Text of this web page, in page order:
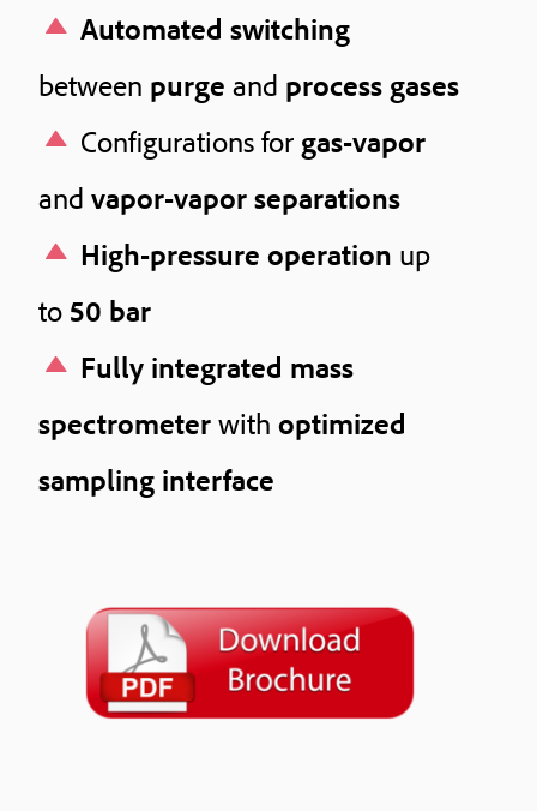
Automated switching
between purge and process gases
Configurations for gas-vapor
and vapor-vapor separations
High-pressure operation up
to 50 bar
Fully integrated mass
spectrometerwith optimized
sampling interface